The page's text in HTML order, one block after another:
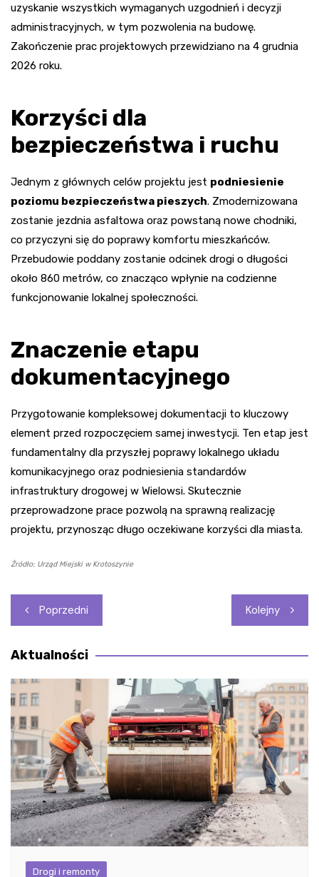
uzyskanie wszystkich wymaganych uzgodnień i decyzji
administracyjnych, w tym pozwolenia na budowę.
Zakończenie prac projektowych przewidziano na 4 grudnia
2026 roku.
Korzyści dla
bezpieczeństwa i ruchu
Jednym z głównych celów projektu jest podniesienie
poziomu bezpieczeństwa pieszych. Zmodernizowana
zostanie jezdnia asfaltowa oraz powstaną nowe chodniki,
co przyczyni się do poprawy komfortu mieszkańców.
Przebudowie poddany zostanie odcinek drogi o długości
około 860 metrów, co znacząco wpłynie na codzienne
funkcjonowanie lokalnej społeczności.
Znaczenie etapu
dokumentacyjnego
Przygotowanie kompleksowej dokumentacji to kluczowy
element przed rozpoczęciem samej inwestycji. Ten etap jest
fundamentalny dla przyszłej poprawy lokalnego układu
komunikacyjnego oraz podniesienia standardów
infrastruktury drogowej w Wielowsi. Skutecznie
przeprowadzone prace pozwolą na sprawną realizację
projektu, przynosząc długo oczekiwane korzyści dla miasta.
Źródło: Urząd Miejski w Krotoszynie
Nawigacja
wpisu
Poprzedni Kolejny
Aktualności
Drogi i remonty